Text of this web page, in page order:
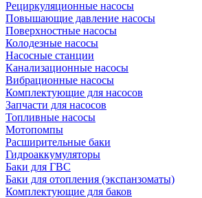
Рециркуляционные насосы
Повышающие давление насосы
Поверхностные насосы
Колодезные насосы
Насосные станции
Канализационные насосы
Вибрационные насосы
Комплектующие для насосов
Запчасти для насосов
Топливные насосы
Мотопомпы
Расширительные баки
Гидроаккумуляторы
Баки для ГВС
Баки для отопления (экспанзоматы)
Комплектующие для баков